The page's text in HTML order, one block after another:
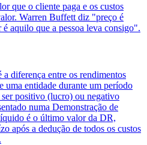
que o cliente paga e os custos
Warren Buffett diz "preço é
aquilo que a pessoa leva consigo".
diferença entre os rendimentos
uma entidade durante um período
positivo (lucro) ou negativo
numa Demonstração de
é o último valor da DR,
após a dedução de todos os custos